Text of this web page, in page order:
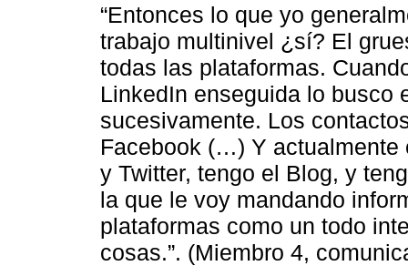
“Entonces lo que yo
trabajo multinivel ¿sí? El
todas las plataformas.
LinkedIn enseguida lo busco
sucesivamente. Los
Facebook (…) Y actualmente
y Twitter, tengo el Blog, y
la que le voy mandando
plataformas como un todo
cosas.”. (Miembro 4,